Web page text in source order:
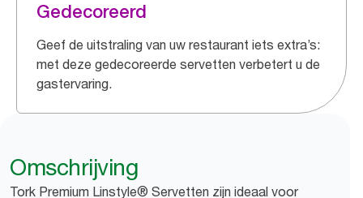
Gedecoreerd
Geef de uitstraling van uw restaurant iets extra’s:
met deze gedecoreerde servetten verbetert u de
gastervaring.
Omschrijving
Tork Premium Linstyle® Servetten zijn ideaal voor